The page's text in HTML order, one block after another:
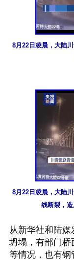
8月22日凌晨，大陆
8月22日凌晨，大陆
线断裂，造
从新华社和陆
坍塌，有部门桥
等情况，也有钢